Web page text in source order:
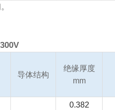
导体结构
绝缘厚度
mm
0.382